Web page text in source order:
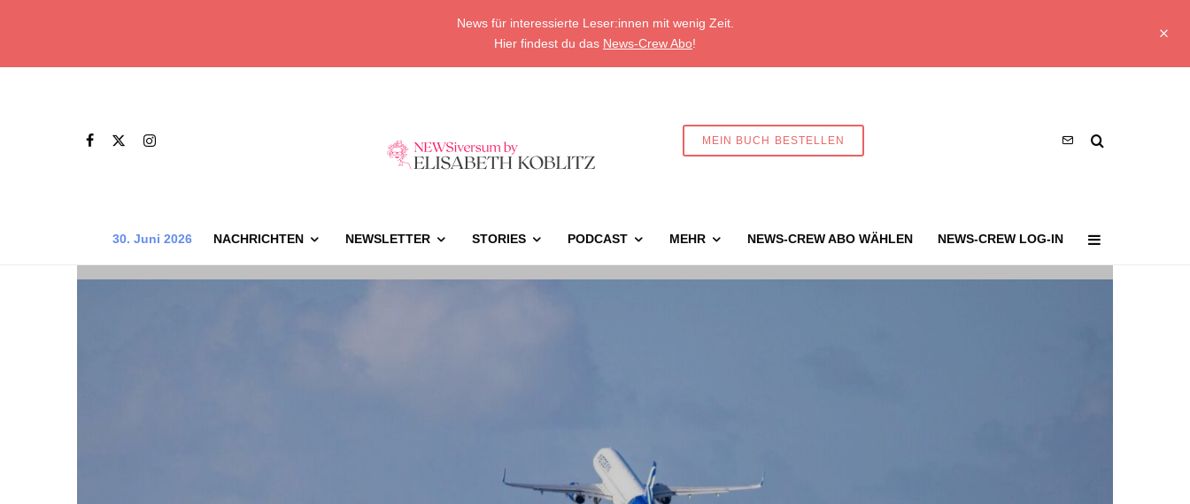
News für interessierte Leser:innen mit wenig Zeit.
Hier findest du das News-Crew Abo!
MEIN BUCH BESTELLEN
30. Juni 2026 NACHRICHTEN NEWSLETTER STORIES PODCAST MEHR NEWS-CREW ABO WÄHLEN NEWS-CREW LOG-IN